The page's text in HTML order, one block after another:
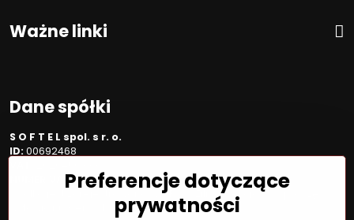
Ważne linki
Dane spółki
S O F T E L spol. s r. o.
ID: 00692468
NUMER VAT:SK202045333
Spółka jest zarejestrowana w OR OS Žilina, sekcja Sro, proszę
Preferencje dotyczące
prywatności